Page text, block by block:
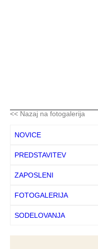
<< Nazaj na fotogalerija
NOVICE
PREDSTAVITEV
ZAPOSLENI
FOTOGALERIJA
SODELOVANJA